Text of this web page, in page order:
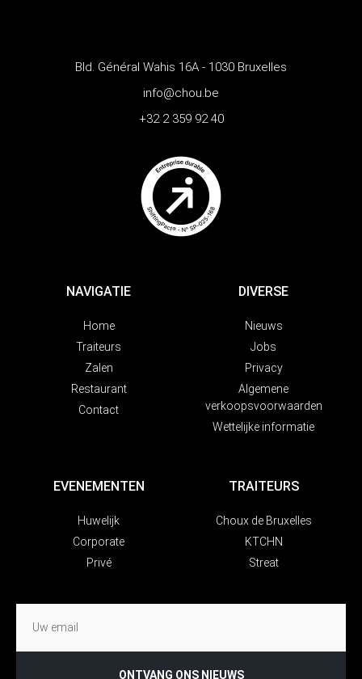
Bld. Général Wahis 16A - 1030 Bruxelles
info@chou.be
+32 2 359 92 40
NAVIGATIE
Home
Traiteurs
Zalen
Restaurant
Contact
DIVERSE
Nieuws
Jobs
Privacy
Algemene
verkoopsvoorwaarden
Wettelijke informatie
EVENEMENTEN
Huwelijk
Corporate
Privé
TRAITEURS
Choux de Bruxelles
KTCHN
Streat
ONTVANG ONS NIEUWS